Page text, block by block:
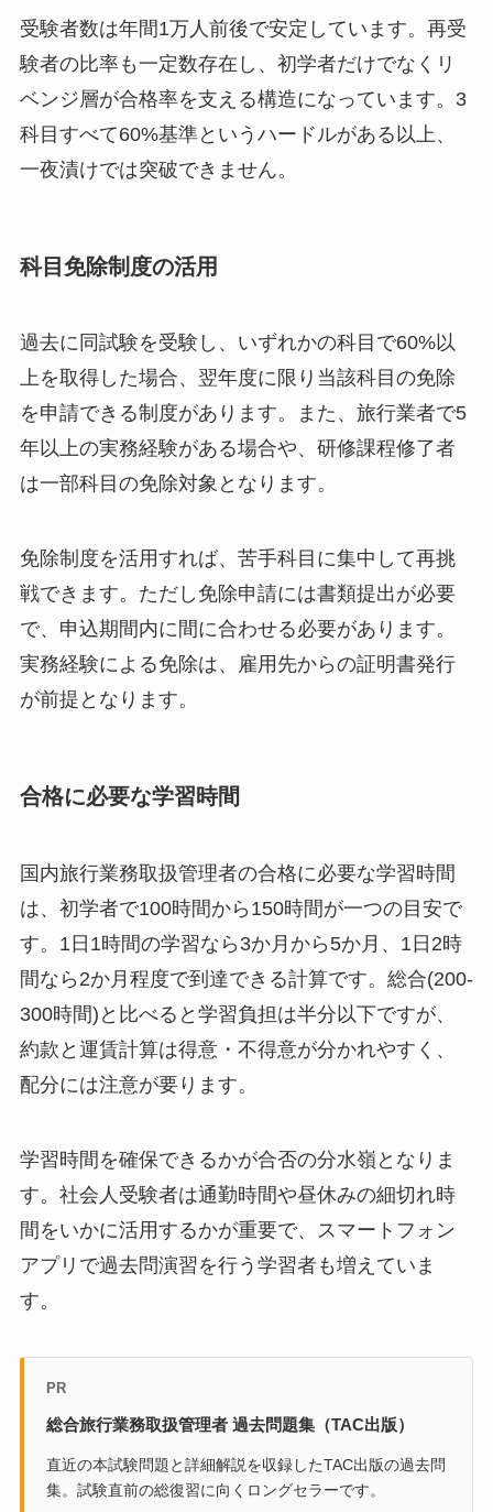
受験者数は年間1万人前後で安定しています。再受
験者の比率も一定数存在し、初学者だけでなくリ
ベンジ層が合格率を支える構造になっています。3
科目すべて60%基準というハードルがある以上、
一夜漬けでは突破できません。
科目免除制度の活用
過去に同試験を受験し、いずれかの科目で60%以
上を取得した場合、翌年度に限り当該科目の免除
を申請できる制度があります。また、旅行業者で5
年以上の実務経験がある場合や、研修課程修了者
は一部科目の免除対象となります。
免除制度を活用すれば、苦手科目に集中して再挑
戦できます。ただし免除申請には書類提出が必要
で、申込期間内に間に合わせる必要があります。
実務経験による免除は、雇用先からの証明書発行
が前提となります。
合格に必要な学習時間
国内旅行業務取扱管理者の合格に必要な学習時間
は、初学者で100時間から150時間が一つの目安で
す。1日1時間の学習なら3か月から5か月、1日2時
間なら2か月程度で到達できる計算です。総合(200-
300時間)と比べると学習負担は半分以下ですが、
約款と運賃計算は得意・不得意が分かれやすく、
配分には注意が要ります。
学習時間を確保できるかが合否の分水嶺となりま
す。社会人受験者は通勤時間や昼休みの細切れ時
間をいかに活用するかが重要で、スマートフォン
アプリで過去問演習を行う学習者も増えていま
す。
PR
総合旅行業務取扱管理者 過去問題集（TAC出版）
直近の本試験問題と詳細解説を収録したTAC出版の過去問
集。試験直前の総復習に向くロングセラーです。